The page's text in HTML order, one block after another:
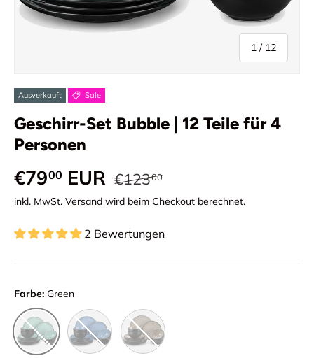
1 / von
12
Ausverkauft Sale
Geschirr-Set Bubble | 12 Teile für 4
Personen
Verkaufspreis
€7900 EUR Normaler Preis
€12300
inkl. MwSt. Versand wird beim Checkout berechnet.
2 Bewertungen
Farbe: Green
Green Blue Brown